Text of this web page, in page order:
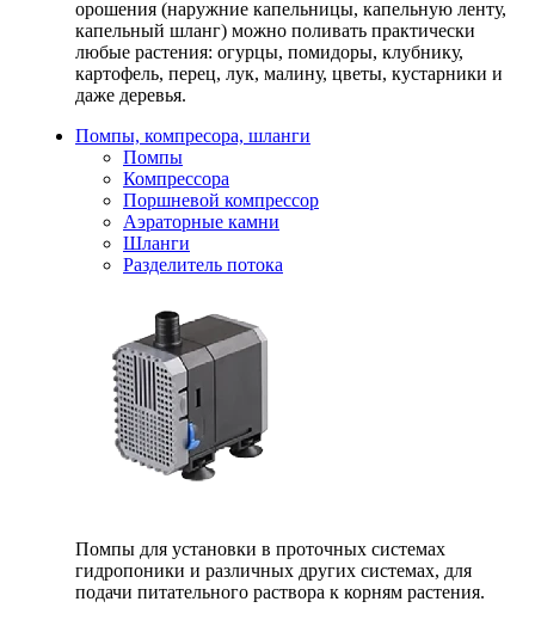
орошения (наружние капельницы, капельную ленту,
капельный шланг) можно поливать практически
любые растения: огурцы, помидоры, клубнику,
картофель, перец, лук, малину, цветы, кустарники и
даже деревья.
Помпы, компресора, шланги
Помпы
Компрессора
Поршневой компрессор
Аэраторные камни
Шланги
Разделитель потока
Помпы для установки в проточных системах
гидропоники и различных других системах, для
подачи питательного раствора к корням растения.